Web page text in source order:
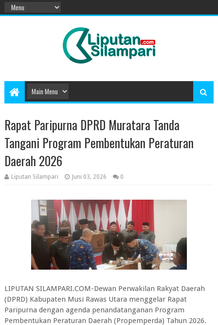
Rapat Paripurna DPRD Muratara Tanda
Tangani Program Pembentukan Peraturan
Daerah 2026
Liputan Silampari Juni 03, 2026 0
LIPUTAN SILAMPARI.COM-Dewan Perwakilan Rakyat Daerah
(DPRD) Kabupaten Musi Rawas Utara menggelar Rapat
Paripurna dengan agenda penandatanganan Program
Pembentukan Peraturan Daerah (Propemperda) Tahun 2026.